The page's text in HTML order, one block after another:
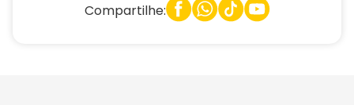
Compartilhe: